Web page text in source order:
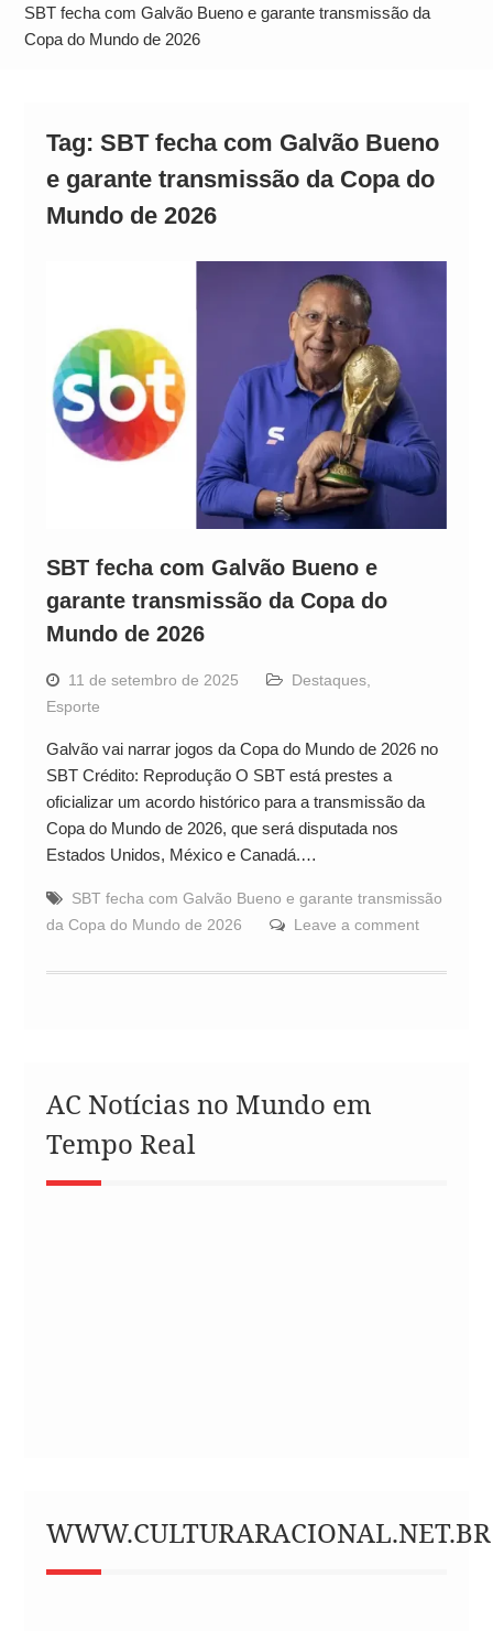
Operação Ágio: Ação policial na Bahia prende 14
suspeitos e mira rede ligada a ‘Zói de Gato’, do
SBT fecha com Galvão Bueno e garante transmissão da
Copa do Mundo de 2026
Tag: SBT fecha com Galvão Bueno
e garante transmissão da Copa do
Mundo de 2026
SBT fecha com Galvão Bueno e
garante transmissão da Copa do
Mundo de 2026
11 de setembro de 2025 Destaques,
Esporte
Galvão vai narrar jogos da Copa do Mundo de 2026 no
SBT Crédito: Reprodução O SBT está prestes a
oficializar um acordo histórico para a transmissão da
Copa do Mundo de 2026, que será disputada nos
Estados Unidos, México e Canadá.…
SBT fecha com Galvão Bueno e garante transmissão
da Copa do Mundo de 2026
Leave a comment
AC Notícias no Mundo em
Tempo Real
WWW.CULTURARACIONAL.NET.BR